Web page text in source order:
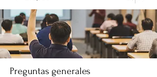
Preguntas generales